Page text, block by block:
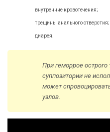
внутренние кровотечения;
трещины анального отверстия;
диарея.
При геморрое
суппозитории не
может
узлов.